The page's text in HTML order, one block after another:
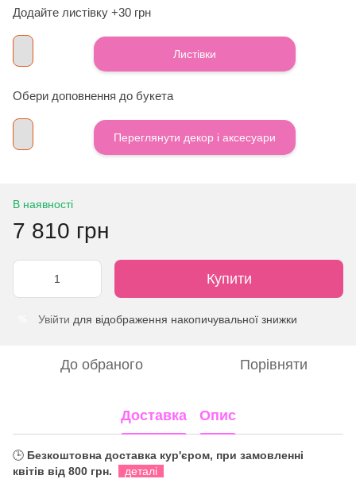
Додайте листівку +30 грн
Листівки
Обери доповнення до букета
Переглянути декор і аксесуари
В наявності
7 810 грн
Купити
Увійти для відображення накопичувальної знижки
До обраного Порівняти
Доставка Опис
🕒 Безкоштовна доставка кур'єром, при замовленні
квітів від 800 грн.
деталі